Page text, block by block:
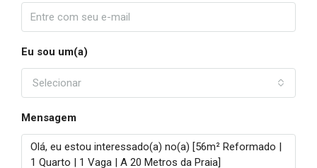
Eu sou um(a)
Selecionar
Mensagem